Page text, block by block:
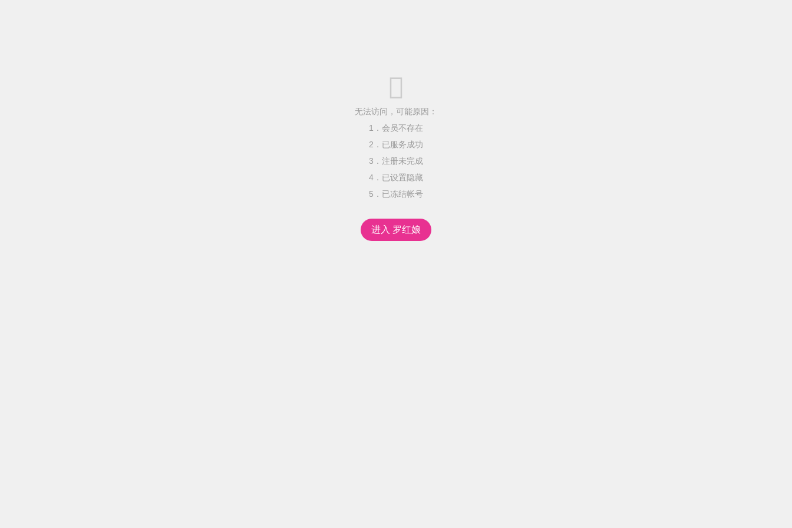

无法访问，可能原因：
1．会员不存在
2．已服务成功
3．注册未完成
4．已设置隐藏
5．已冻结帐号
进入 罗红娘